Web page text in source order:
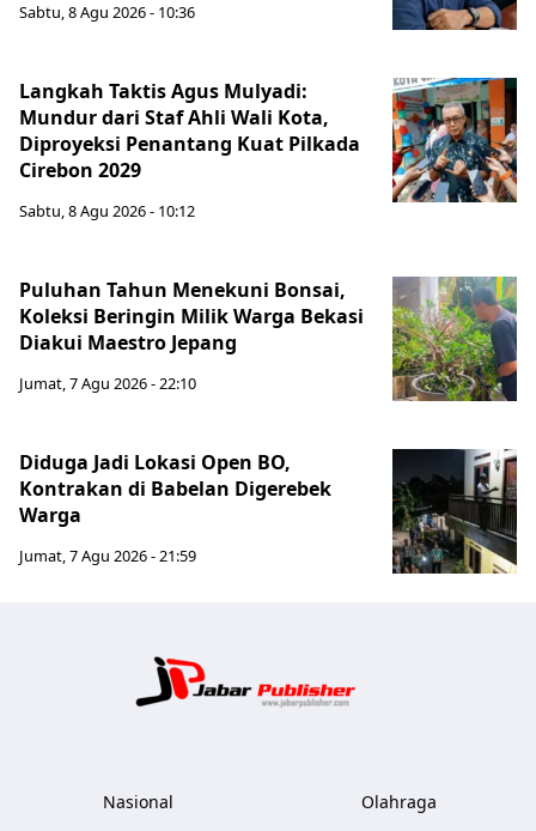
Sabtu, 8 Agu 2026 - 10:36
Langkah Taktis Agus Mulyadi:
Mundur dari Staf Ahli Wali Kota,
Diproyeksi Penantang Kuat Pilkada
Cirebon 2029
Sabtu, 8 Agu 2026 - 10:12
Puluhan Tahun Menekuni Bonsai,
Koleksi Beringin Milik Warga Bekasi
Diakui Maestro Jepang
Jumat, 7 Agu 2026 - 22:10
Diduga Jadi Lokasi Open BO,
Kontrakan di Babelan Digerebek
Warga
Jumat, 7 Agu 2026 - 21:59
Nasional Olahraga